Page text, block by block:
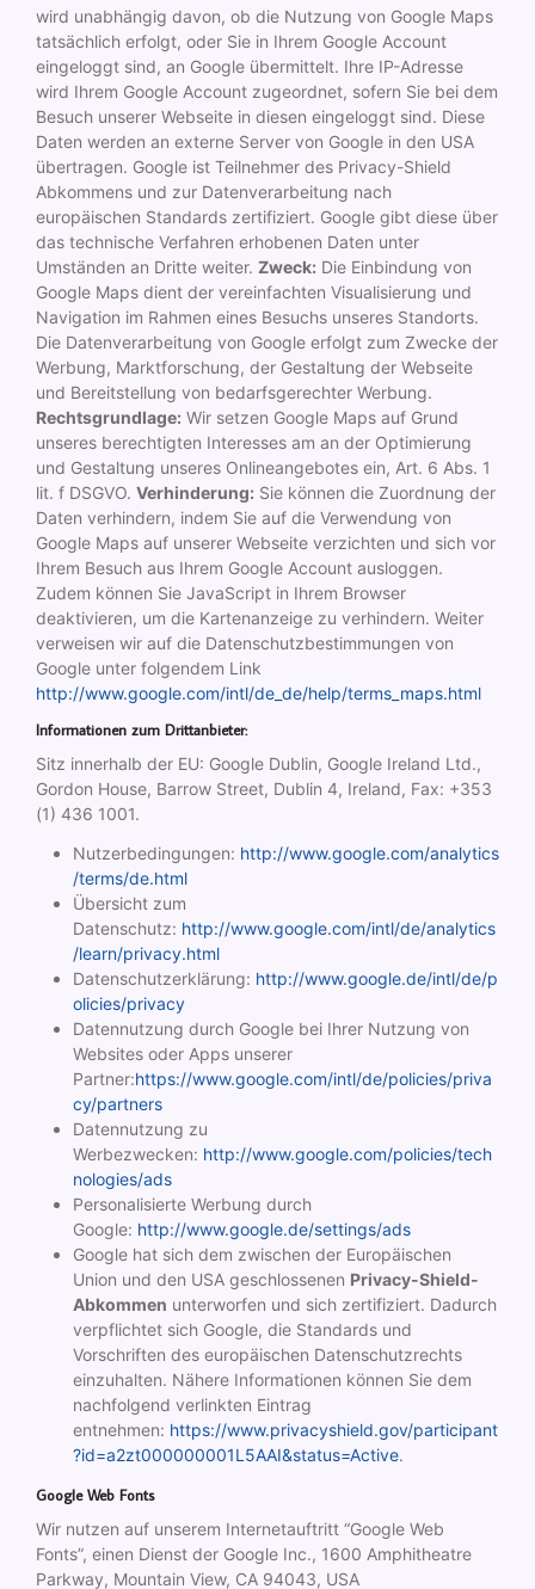
wird unabhängig davon, ob die Nutzung von Google Maps
tatsächlich erfolgt, oder Sie in Ihrem Google Account
eingeloggt sind, an Google übermittelt. Ihre IP-Adresse
wird Ihrem Google Account zugeordnet, sofern Sie bei dem
Besuch unserer Webseite in diesen eingeloggt sind. Diese
Daten werden an externe Server von Google in den USA
übertragen. Google ist Teilnehmer des Privacy-Shield
Abkommens und zur Datenverarbeitung nach
europäischen Standards zertifiziert. Google gibt diese über
das technische Verfahren erhobenen Daten unter
Umständen an Dritte weiter. Zweck: Die Einbindung von
Google Maps dient der vereinfachten Visualisierung und
Navigation im Rahmen eines Besuchs unseres Standorts.
Die Datenverarbeitung von Google erfolgt zum Zwecke der
Werbung, Marktforschung, der Gestaltung der Webseite
und Bereitstellung von bedarfsgerechter Werbung.
Rechtsgrundlage: Wir setzen Google Maps auf Grund
unseres berechtigten Interesses am an der Optimierung
und Gestaltung unseres Onlineangebotes ein, Art. 6 Abs. 1
lit. f DSGVO. Verhinderung: Sie können die Zuordnung der
Daten verhindern, indem Sie auf die Verwendung von
Google Maps auf unserer Webseite verzichten und sich vor
Ihrem Besuch aus Ihrem Google Account ausloggen.
Zudem können Sie JavaScript in Ihrem Browser
deaktivieren, um die Kartenanzeige zu verhindern. Weiter
verweisen wir auf die Datenschutzbestimmungen von
Google unter folgendem Link
http://www.google.com/intl/de_de/help/terms_maps.html
Informationen zum Drittanbieter:
Sitz innerhalb der EU: Google Dublin, Google Ireland Ltd.,
Gordon House, Barrow Street, Dublin 4, Ireland, Fax: +353
(1) 436 1001.
Nutzerbedingungen: http://www.google.com/analytics
/terms/de.html
Übersicht zum
Datenschutz: http://www.google.com/intl/de/analytics
/learn/privacy.html
Datenschutzerklärung: http://www.google.de/intl/de/p
olicies/privacy
Datennutzung durch Google bei Ihrer Nutzung von
Websites oder Apps unserer
Partner:https://www.google.com/intl/de/policies/priva
cy/partners
Datennutzung zu
Werbezwecken: http://www.google.com/policies/tech
nologies/ads
Personalisierte Werbung durch
Google: http://www.google.de/settings/ads
Google hat sich dem zwischen der Europäischen
Union und den USA geschlossenen Privacy-Shield-
Abkommen unterworfen und sich zertifiziert. Dadurch
verpflichtet sich Google, die Standards und
Vorschriften des europäischen Datenschutzrechts
einzuhalten. Nähere Informationen können Sie dem
nachfolgend verlinkten Eintrag
entnehmen: https://www.privacyshield.gov/participant
?id=a2zt000000001L5AAI&status=Active.
Google Web Fonts
Wir nutzen auf unserem Internetauftritt “Google Web
Fonts”, einen Dienst der Google Inc., 1600 Amphitheatre
Parkway, Mountain View, CA 94043, USA